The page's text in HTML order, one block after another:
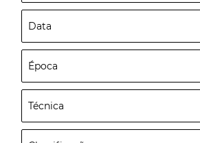
Data
Época
Técnica